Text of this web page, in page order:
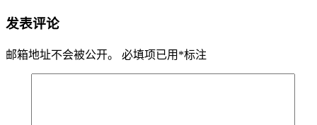
发表评论
邮箱地址不会被公开。 必填项已用 *标注